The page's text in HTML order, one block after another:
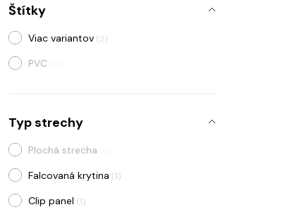
Štítky
Viac variantov (2)
PVC
Typ strechy
Plochá strecha
Falcovaná krytina (1)
Clip panel (1)